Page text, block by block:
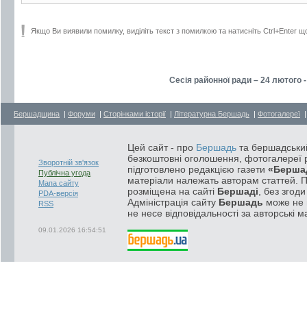
Якщо Ви виявили помилку, виділіть текст з помилкою та натисніть Ctrl+Enter
Сесія районної ради – 24
Бершадщина | Форуми | Сторінками історії | Літературна Бершадь | Фотогалереї
Зворотній зв'язок
Публічна угода
Мапа сайту
PDA-версія
RSS
09.01.2026 16:54:51
Цей сайт - про Бершадь та
безкоштовні оголошення, фотогалереї
підготовлено редакцією газети
матеріали належать авторам статтей.
розміщена на сайті Бершаді , без
Адміністрація сайту Бершадь може не
не несе відповідальності за авторські